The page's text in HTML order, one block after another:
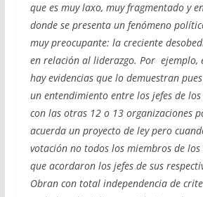
que es muy laxo, muy fragmentado y
donde se presenta un fenómeno
muy preocupante: la creciente
en relación al liderazgo. Por ejemplo,
hay evidencias que lo demuestran
un entendimiento entre los jefes de los
con las otras 12 o 13 organizaciones
acuerda un proyecto de ley pero
votación no todos los miembros de
que acordaron los jefes de sus
Obran con total independencia de